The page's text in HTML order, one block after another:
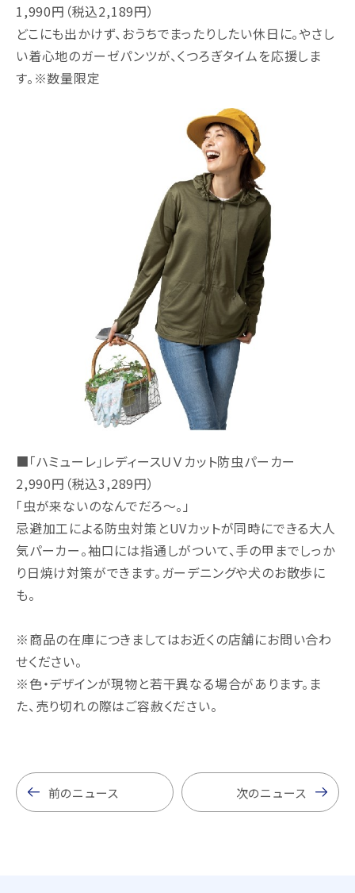
1,990円（税込2,189円）
どこにも出かけず、おうちでまったりしたい休日に。やさし
い着心地のガーゼパンツが、くつろぎタイムを応援しま
す。※数量限定
■「ハミューレ」レディースＵＶカット防虫パーカー
2,990円（税込3,289円）
「虫が来ないのなんでだろ～。」
忌避加工による防虫対策とUVカットが同時にできる大人
気パーカー。袖口には指通しがついて、手の甲までしっか
り日焼け対策ができます。ガーデニングや犬のお散歩に
も。
※商品の在庫につきましてはお近くの店舗にお問い合わ
せください。
※色・デザインが現物と若干異なる場合があります。ま
た、売り切れの際はご容赦ください。
前のニュース 次のニュース